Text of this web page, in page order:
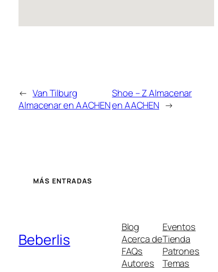
← Van Tilburg
Almacenar en AACHEN
Shoe – ZAlmacenar
en AACHEN →
MÁS ENTRADAS
Beberlis
Blog
Acerca de
FAQs
Autores
Eventos
Tienda
Patrones
Temas